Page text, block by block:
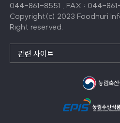
044-861-8551 , FAX : 044-
Copyright(c) 2023 Foodnuri
Right reserved.
관련 사이트